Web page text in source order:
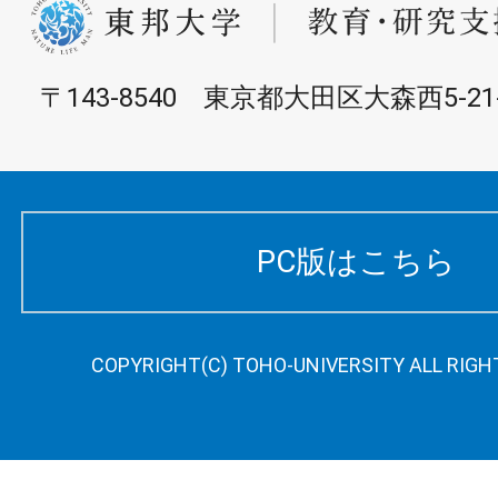
〒143-8540 東京都大田区大森西5-
PC版はこちら
COPYRIGHT(C) TOHO-UNIVERSITY ALL